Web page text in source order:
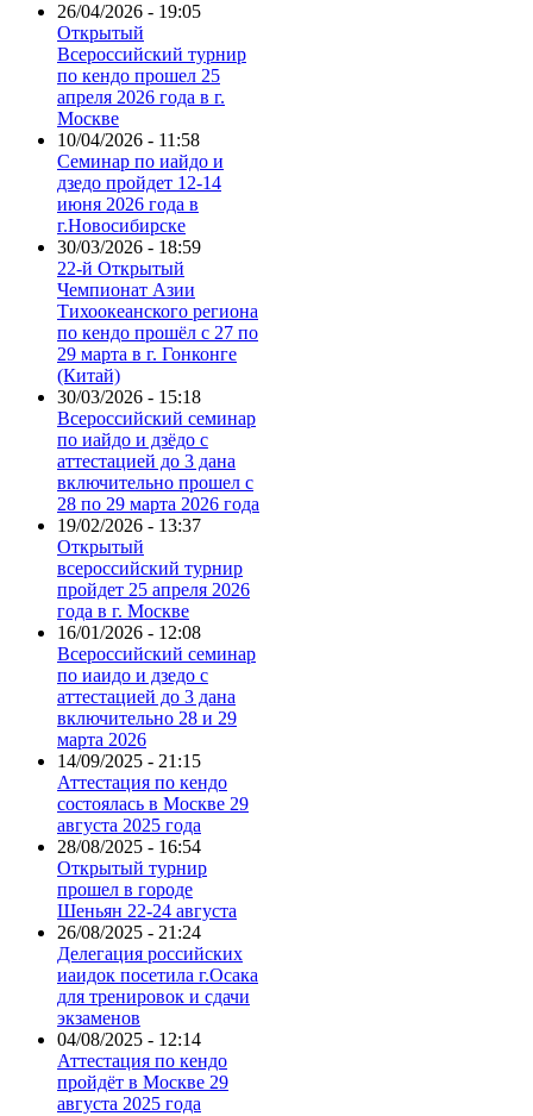
26/04/2026 - 19:05
Открытый
Всероссийский турнир
по кендо прошел 25
апреля 2026 года в г.
Москве
10/04/2026 - 11:58
Семинар по иайдо и
дзедо пройдет 12-14
июня 2026 года в
г.Новосибирске
30/03/2026 - 18:59
22-й Открытый
Чемпионат Азии
Тихоокеанского региона
по кендо прошёл с 27 по
29 марта в г. Гонконге
(Китай)
30/03/2026 - 15:18
Всероссийский семинар
по иайдо и дзёдо с
аттестацией до 3 дана
включительно прошел с
28 по 29 марта 2026 года
19/02/2026 - 13:37
Открытый
всероссийский турнир
пройдет 25 апреля 2026
года в г. Москве
16/01/2026 - 12:08
Всероссийский семинар
по иаидо и дзедо с
аттестацией до 3 дана
включительно 28 и 29
марта 2026
14/09/2025 - 21:15
Аттестация по кендо
состоялась в Москве 29
августа 2025 года
28/08/2025 - 16:54
Открытый турнир
прошел в городе
Шеньян 22-24 августа
26/08/2025 - 21:24
Делегация российских
иаидок посетила г.Осака
для тренировок и сдачи
экзаменов
04/08/2025 - 12:14
Аттестация по кендо
пройдёт в Москве 29
августа 2025 года